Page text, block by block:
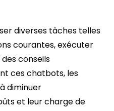
diverses tâches telles
courantes, exécuter
conseils
ces chatbots, les
diminuer
et leur charge de